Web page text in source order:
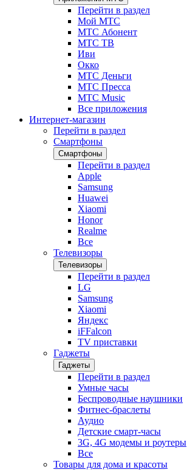
Перейти в раздел
Мой МТС
МТС Абонент
МТС ТВ
Иви
Окко
МТС Деньги
МТС Пресса
МТС Music
Все приложения
Интернет-магазин
Перейти в раздел
Смартфоны
Смартфоны
Перейти в раздел
Apple
Samsung
Huawei
Xiaomi
Honor
Realme
Все
Телевизоры
Телевизоры
Перейти в раздел
LG
Samsung
Xiaomi
Яндекс
iFFalcon
TV приставки
Гаджеты
Гаджеты
Перейти в раздел
Умные часы
Беспроводные наушники
Фитнес-браслеты
Аудио
Детские смарт-часы
3G, 4G модемы и роутеры
Все
Товары для дома и красоты